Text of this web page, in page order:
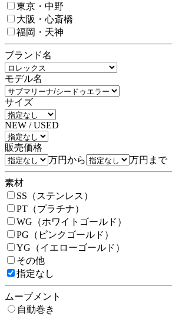
東京・中野
大阪・心斎橋
福岡・天神
ブランド名
モデル名
サイズ
NEW / USED
販売価格
万円から
万円まで
素材
SS（ステンレス）
PT（プラチナ）
WG（ホワイトゴールド）
PG（ピンクゴールド）
YG（イエローゴールド）
その他
指定なし
ムーブメント
自動巻き